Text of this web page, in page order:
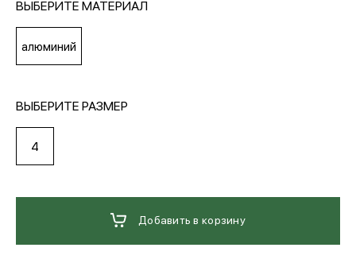
МЕДИА
ПОКУПАТЕЛЯМ
ОПЛАТА И ДОСТАВКА
ВЫБЕРИТЕ МАТЕРИАЛ
алюминий
ВЫБЕРИТЕ РАЗМЕР
4
Добавить в корзину